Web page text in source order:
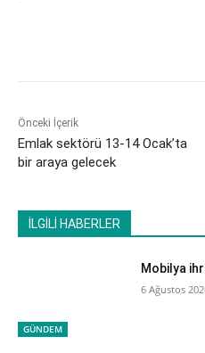
Önceki İçerik
Emlak sektörü 13-14 Ocak’ta
bir araya gelecek
İLGİLİ HABERLER
GÜNDEM
Mobilya
6 Ağustos